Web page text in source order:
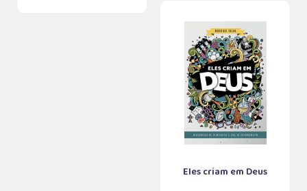
Eles criam em Deus